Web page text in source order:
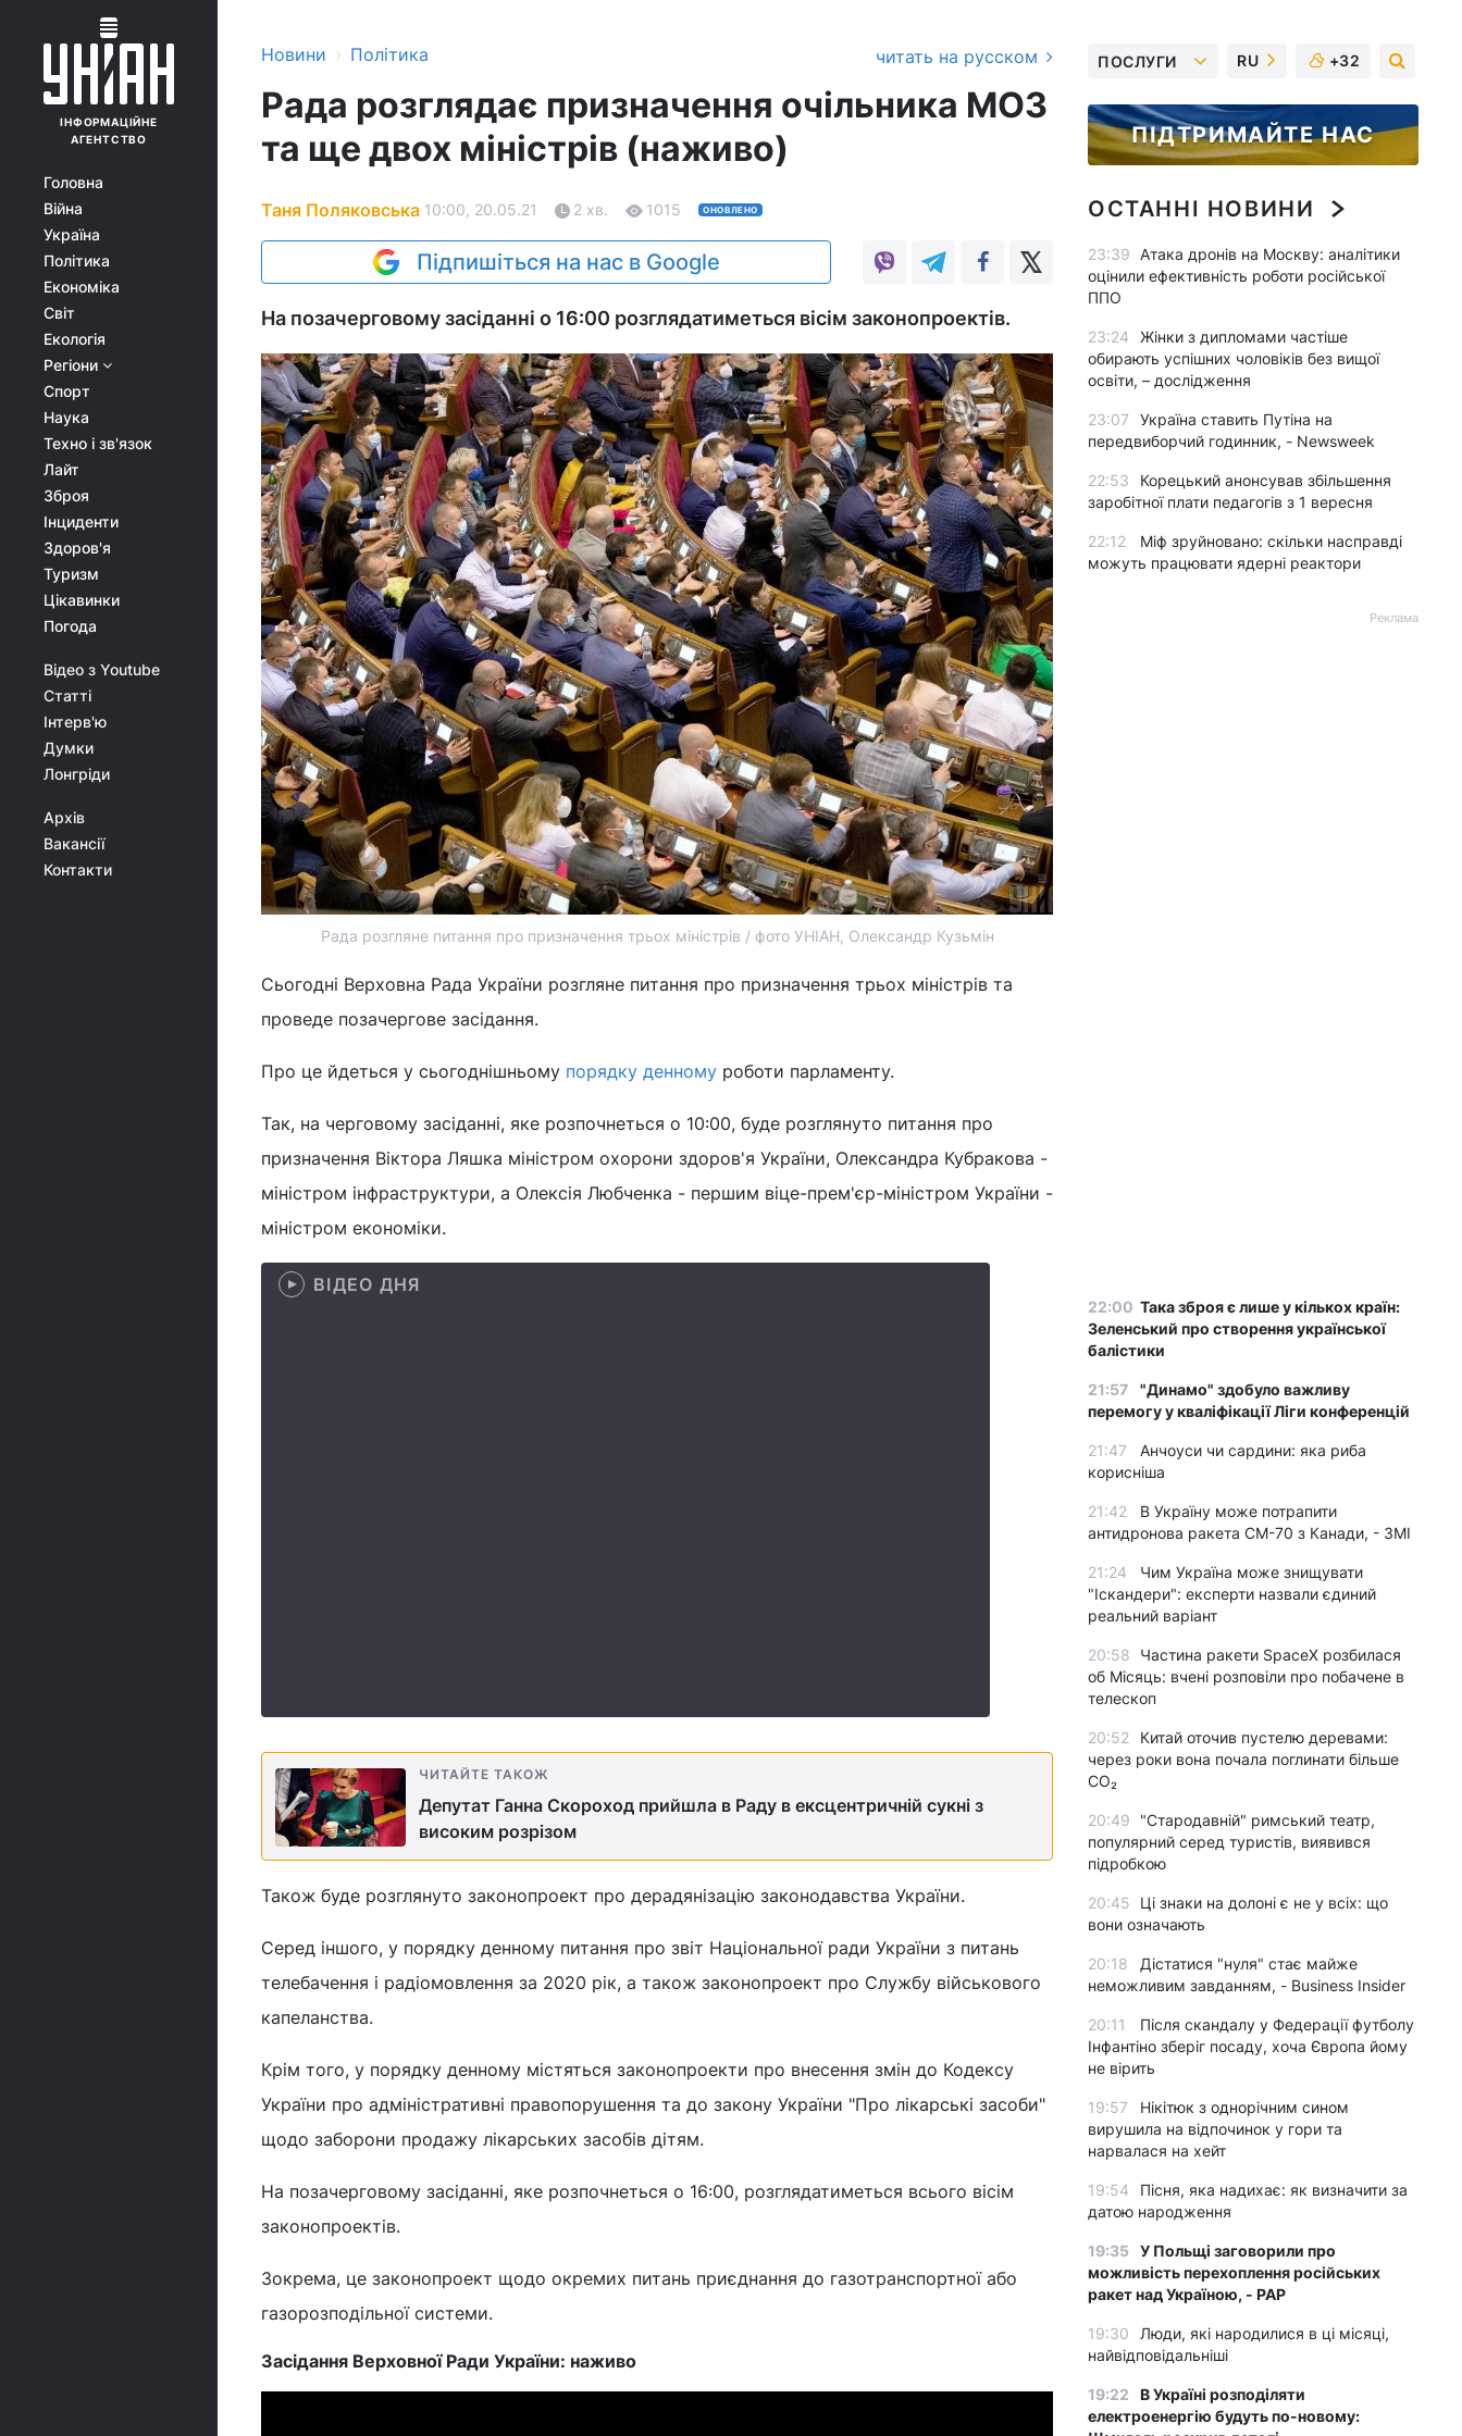
ІНФОРМАЦІЙНЕ
АГЕНТСТВО
Головна
Війна
Україна
Політика
Економіка
Світ
Екологія
Регіони
Спорт
Наука
Техно і зв'язок
Лайт
Зброя
Інциденти
Здоров'я
Туризм
Цікавинки
Погода
Відео з Youtube
Статті
Інтерв'ю
Думки
Лонгріди
Архів
Вакансії
Контакти
Новини › Політика читать на русском
Рада розглядає призначення очільника МОЗ
та ще двох міністрів (наживо)
Таня Поляковська 10:00, 20.05.21 2 хв. 1015 ОНОВЛЕНО
Підпишіться на нас в Google
На позачерговому засіданні о 16:00 розглядатиметься вісім законопроектів.
Рада розгляне питання про призначення трьох міністрів / фото УНІАН, Олександр Кузьмін
Сьогодні Верховна Рада України розгляне питання про призначення трьох міністрів та
проведе позачергове засідання.
Про це йдеться у сьогоднішньому порядку денному роботи парламенту.
Так, на черговому засіданні, яке розпочнеться о 10:00, буде розглянуто питання про
призначення Віктора Ляшка міністром охорони здоров'я України, Олександра Кубракова -
міністром інфраструктури, а Олексія Любченка - першим віце-прем'єр-міністром України -
міністром економіки.
ВІДЕО ДНЯ
ЧИТАЙТЕ ТАКОЖ
Депутат Ганна Скороход прийшла в Раду в ексцентричній сукні з
високим розрізом
Також буде розглянуто законопроект про дерадянізацію законодавства України.
Серед іншого, у порядку денному питання про звіт Національної ради України з питань
телебачення і радіомовлення за 2020 рік, а також законопроект про Службу військового
капеланства.
Крім того, у порядку денному містяться законопроекти про внесення змін до Кодексу
України про адміністративні правопорушення та до закону України "Про лікарські засоби"
щодо заборони продажу лікарських засобів дітям.
На позачерговому засіданні, яке розпочнеться о 16:00, розглядатиметься всього вісім
законопроектів.
Зокрема, це законопроект щодо окремих питань приєднання до газотранспортної або
газорозподільної системи.
Засідання Верховної Ради України: наживо
ПОСЛУГИ RU +32
ПІДТРИМАЙТЕ НАС
ОСТАННІ НОВИНИ
23:39
Атака дронів на Москву: аналітики
оцінили ефективність роботи російської
ППО
23:24
Жінки з дипломами частіше
обирають успішних чоловіків без вищої
освіти, – дослідження
23:07
Україна ставить Путіна на
передвиборчий годинник, - Newsweek
22:53
Корецький анонсував збільшення
заробітної плати педагогів з 1 вересня
22:12
Міф зруйновано: скільки насправді
можуть працювати ядерні реактори
Реклама
22:00 Така зброя є лише у кількох країн:
Зеленський про створення української
балістики
21:57
"Динамо" здобуло важливу
перемогу у кваліфікації Ліги конференцій
21:47
Анчоуси чи сардини: яка риба
корисніша
21:42
В Україну може потрапити
антидронова ракета CM-70 з Канади, - ЗМІ
21:24
Чим Україна може знищувати
"Іскандери": експерти назвали єдиний
реальний варіант
20:58
Частина ракети SpaceX розбилася
об Місяць: вчені розповіли про побачене в
телескоп
20:52
Китай оточив пустелю деревами:
через роки вона почала поглинати більше
CO₂
20:49
"Стародавній" римський театр,
популярний серед туристів, виявився
підробкою
20:45
Ці знаки на долоні є не у всіх: що
вони означають
20:18
Дістатися "нуля" стає майже
неможливим завданням, - Business Insider
20:11
Після скандалу у Федерації футболу
Інфантіно зберіг посаду, хоча Європа йому
не вірить
19:57
Нікітюк з однорічним сином
вирушила на відпочинок у гори та
нарвалася на хейт
19:54
Пісня, яка надихає: як визначити за
датою народження
19:35 У Польщі заговорили про
можливість перехоплення російських
ракет над Україною, - PAP
19:30
Люди, які народилися в ці місяці,
найвідповідальніші
19:22
В Україні розподіляти
електроенергію будуть по-новому: